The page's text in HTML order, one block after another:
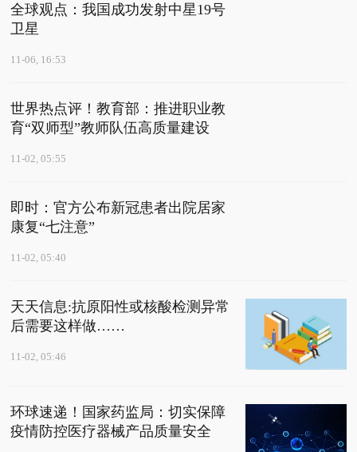
全球观点：我国成功发射中星19号
卫星
11-06, 16:53
世界热点评！教育部：推进职业教
育“双师型”教师队伍高质量建设
11-02, 05:55
即时：官方公布新冠患者出院居家
康复“七注意”
11-02, 05:40
天天信息:抗原阳性或核酸检测异常
后需要这样做……
11-02, 05:46
环球速递！国家药监局：切实保障
疫情防控医疗器械产品质量安全